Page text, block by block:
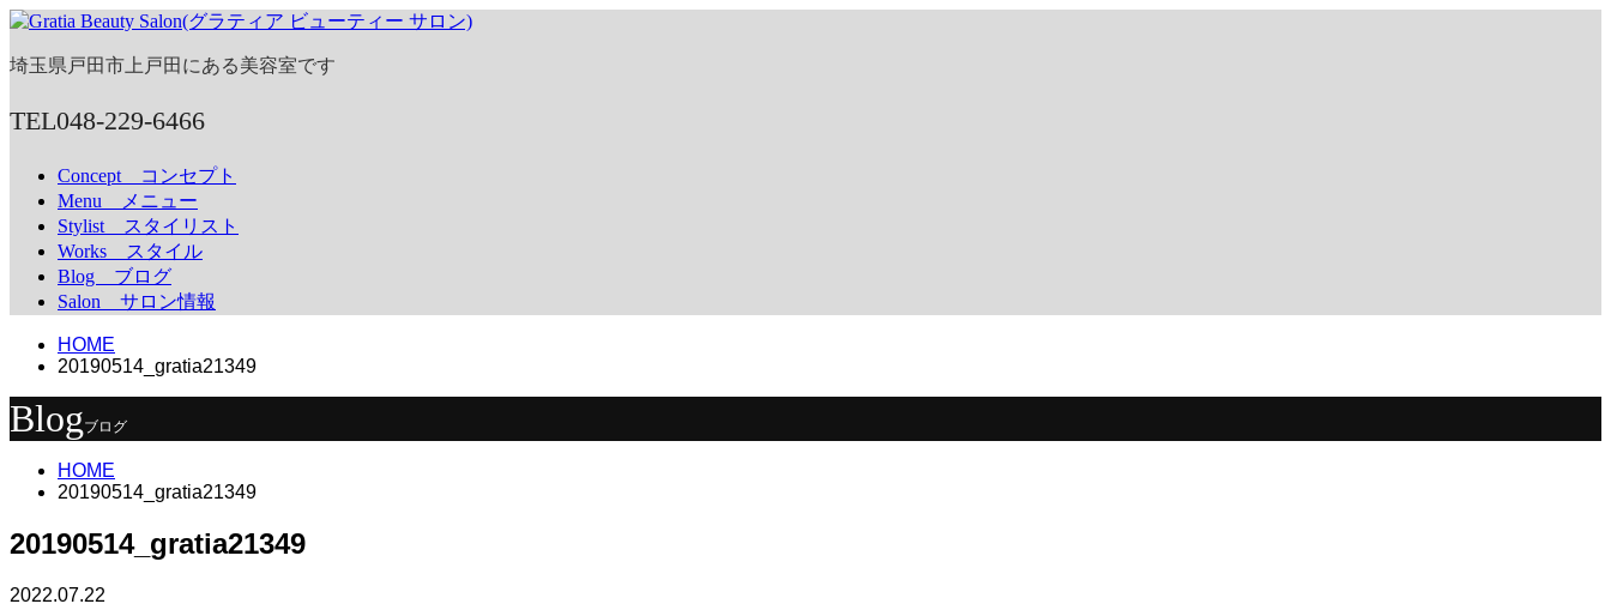
埼玉県戸田市上戸田にある美容室です
TEL048-229-6466
Concept
コンセプト
Menu
メニュー
Stylist
スタイリスト
Works
スタイル
Blog ブログ
Salon サロン情報
HOME
20190514_gratia21349
Blogブログ
HOME
20190514_gratia21349
20190514_gratia21349
2022.07.22